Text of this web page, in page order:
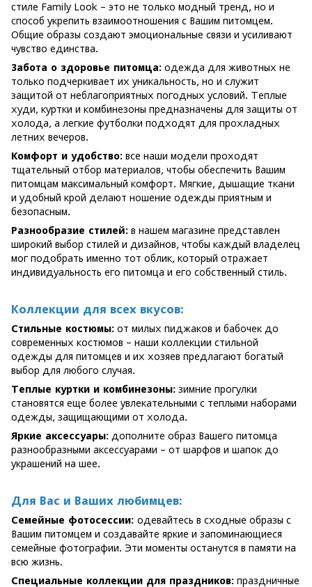
стиле Family Look – это не только модный тренд, но и
способ укрепить взаимоотношения с Вашим питомцем.
Общие образы создают эмоциональные связи и усиливают
чувство единства.
Забота о здоровье питомца: одежда для животных не
только подчеркивает их уникальность, но и служит
защитой от неблагоприятных погодных условий. Теплые
худи, куртки и комбинезоны предназначены для защиты от
холода, а легкие футболки подходят для прохладных
летних вечеров.
Комфорт и удобство: все наши модели проходят
тщательный отбор материалов, чтобы обеспечить Вашим
питомцам максимальный комфорт. Мягкие, дышащие ткани
и удобный крой делают ношение одежды приятным и
безопасным.
Разнообразие стилей: в нашем магазине представлен
широкий выбор стилей и дизайнов, чтобы каждый владелец
мог подобрать именно тот облик, который отражает
индивидуальность его питомца и его собственный стиль.
Коллекции для всех вкусов:
Стильные костюмы: от милых пиджаков и бабочек до
современных костюмов – наши коллекции стильной
одежды для питомцев и их хозяев предлагают богатый
выбор для любого случая.
Теплые куртки и комбинезоны: зимние прогулки
становятся еще более увлекательными с теплыми наборами
одежды, защищающими от холода.
Яркие аксессуары: дополните образ Вашего питомца
разнообразными аксессуарами – от шарфов и шапок до
украшений на шее.
Для Вас и Ваших любимцев:
Семейные фотосессии: одевайтесь в сходные образы с
Вашим питомцем и создавайте яркие и запоминающиеся
семейные фотографии. Эти моменты останутся в памяти на
всю жизнь.
Специальные коллекции для праздников: праздничные